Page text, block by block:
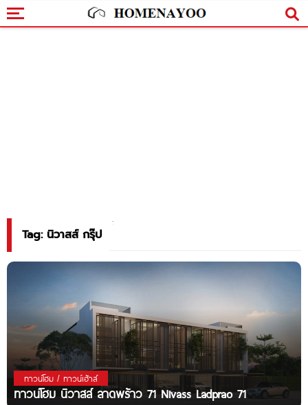
Tag: นิวาสส์ กรุ๊ป
ทาวน์โฮม / ทาวน์เฮ้าส์
ทาวน์โฮม นิวาสส์ ลาดพร้าว 71 Nivass Ladprao 71